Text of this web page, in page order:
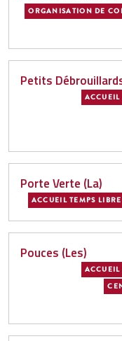
ORGANISATION DE
Petits
ACCUEIL
Porte Verte (La)
ACCUEIL TEMPS LIBRE
Pouces (Les)
ACCUEIL